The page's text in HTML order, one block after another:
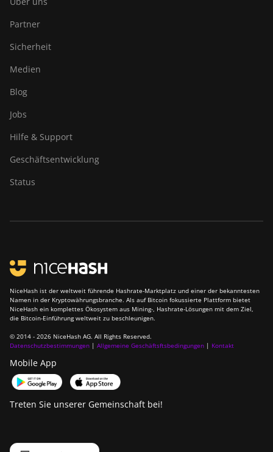
Partner
Sicherheit
Medien
Blog
Jobs
Hilfe & Support
Geschäftsentwicklung
Status
NiceHash ist der weltweit führende Hashrate-Marktplatz und einer der bekanntesten
Namen in der Kryptowährungsbranche. Als auf Bitcoin fokussierte Plattform bietet
NiceHash ein komplettes Ökosystem aus Mining-, Hashrate-Lösungen mit dem Ziel,
die Bitcoin-Einführung weltweit zu beschleunigen.
© 2014 - 2026 NiceHash AG. All Rights Reserved.
Datenschutzbestimmungen | Allgemeine Geschäftsftsbedingungen | Kontakt
Mobile App
Treten Sie unserer Gemeinschaft bei!